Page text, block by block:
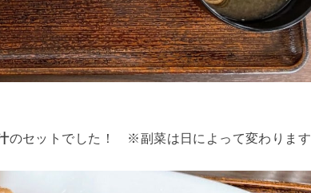
のセットでした！ ※副菜は日によって変わります